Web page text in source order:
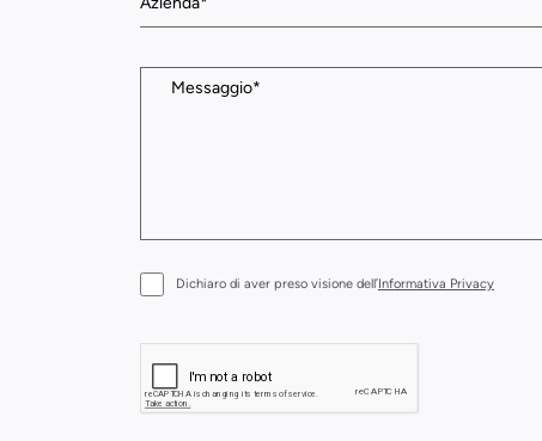
Dichiaro di aver preso visione dell’Informativa Privacy